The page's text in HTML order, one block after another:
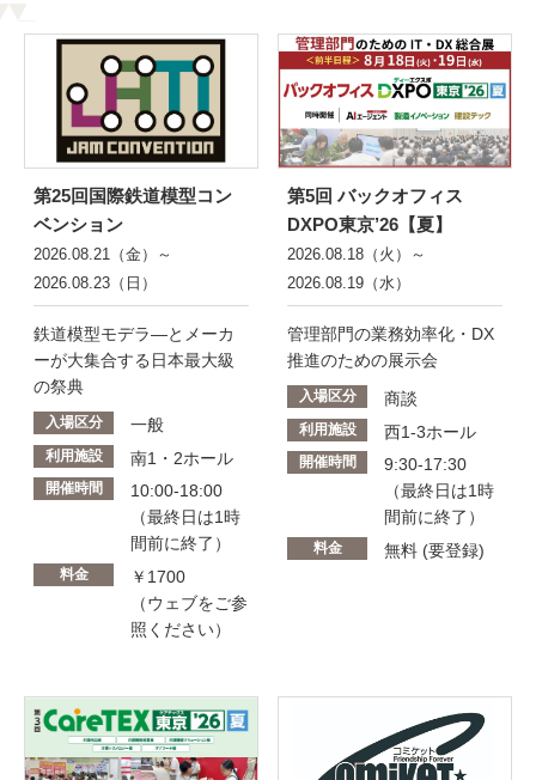
第25回国際鉄道模型コン
ベンション
2026.08.21（金）～
2026.08.23（日）
鉄道模型モデラ―とメーカ
ーが大集合する日本最大級
の祭典
入場区分 一般
利用施設 南1・2ホール
開催時間
10:00-18:00
（最終日は1時
間前に終了）
料金
￥1700
（ウェブをご参
照ください）
第5回 バックオフィス
DXPO東京’26【夏】
2026.08.18（火）～
2026.08.19（水）
管理部門の業務効率化・DX
推進のための展示会
入場区分 商談
利用施設 西1-3ホール
開催時間
9:30-17:30
（最終日は1時
間前に終了）
料金 無料 (要登録)